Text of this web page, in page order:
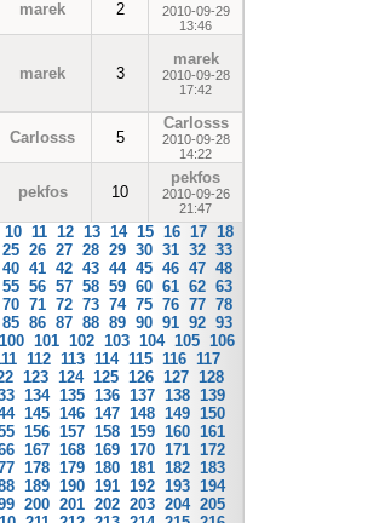
marek 2
2010-09-29
13:46
marek 3
marek
2010-09-28
17:42
Carlosss 5
Carlosss
2010-09-28
14:22
pekfos 10
pekfos
2010-09-26
21:47
10 11 12 13 14 15 16 17 18
25 26 27 28 29 30 31 32 33
40 41 42 43 44 45 46 47 48
55 56 57 58 59 60 61 62 63
70 71 72 73 74 75 76 77 78
85 86 87 88 89 90 91 92 93
100 101 102 103 104 105 106
112 113 114 115 116 117
123 124 125 126 127 128
134 135 136 137 138 139
145 146 147 148 149 150
156 157 158 159 160 161
167 168 169 170 171 172
178 179 180 181 182 183
189 190 191 192 193 194
200 201 202 203 204 205